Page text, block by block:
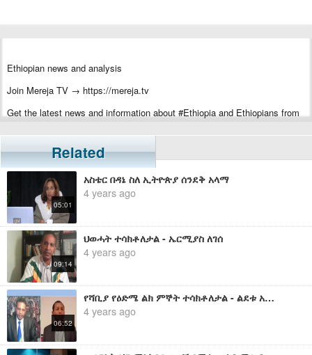
Ethiopian news and analysis
Join Mereja TV → https://mereja.tv
Get the latest news and information about #Ethiopia and Ethiopians from
For inquiry or additional information, visit Mereja.com
Mereja presents Ethiopian news, Ethiopian music, sports, arts, and
entertainment
Related
05:01
አስቴር በዳኔ ስለ ኢትዮጵያ ሰንደቅ አላማ
4 years ago
09:14
ህወሓት ተሳክቶለታል - ኤርሚያስ ለገሰ
4 years ago
06:52
የሻቢያ የዕድሜ ልክ ምኞት ተሳክቶለታል - ልደቱ አያሌው
4 years ago